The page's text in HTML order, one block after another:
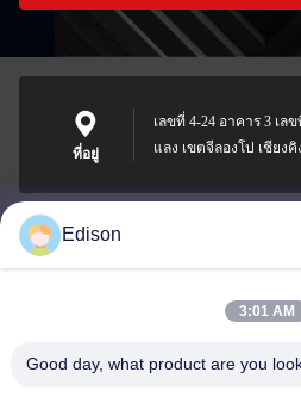
ที่อยู่
เลขที่ 4-24 อาคาร 3 เล
แลง เขตจีลองโป เชียงคิ
Edison
3:01 AM
Good day, what product are you